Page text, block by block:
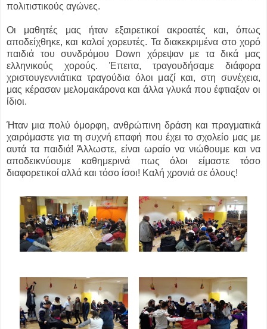
πολιτιστικούς αγώνες.
Οι μαθητές μας ήταν εξαιρετικοί ακροατές και, όπως
αποδείχθηκε, και καλοί χορευτές. Τα διακεκριμένα στο χορό
παιδιά του συνδρόμου Down χόρεψαν με τα δικά μας
ελληνικούς χορούς. Έπειτα, τραγουδήσαμε διάφορα
χριστουγεννιάτικα τραγούδια όλοι μαζί και, στη συνέχεια,
μας κέρασαν μελομακάρονα και άλλα γλυκά που έφτιαξαν οι
ίδιοι.
Ήταν μια πολύ όμορφη, ανθρώπινη δράση και πραγματικά
χαιρόμαστε για τη συχνή επαφή που έχει το σχολείο μας με
αυτά τα παιδιά! Άλλωστε, είναι ωραίο να νιώθουμε και να
αποδεικνύουμε καθημερινά πως όλοι είμαστε τόσο
διαφορετικοί αλλά και τόσο ίσοι! Καλή χρονιά σε όλους!